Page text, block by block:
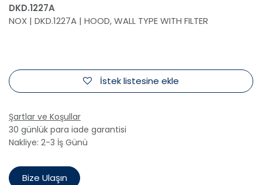
DKD.1227A
NOX | DKD.1227A | HOOD, WALL TYPE WITH FILTER
İstek listesine ekle
Şartlar ve Koşullar
30 günlük para iade garantisi
Nakliye: 2-3 İş Günü
Bize Ulaşın